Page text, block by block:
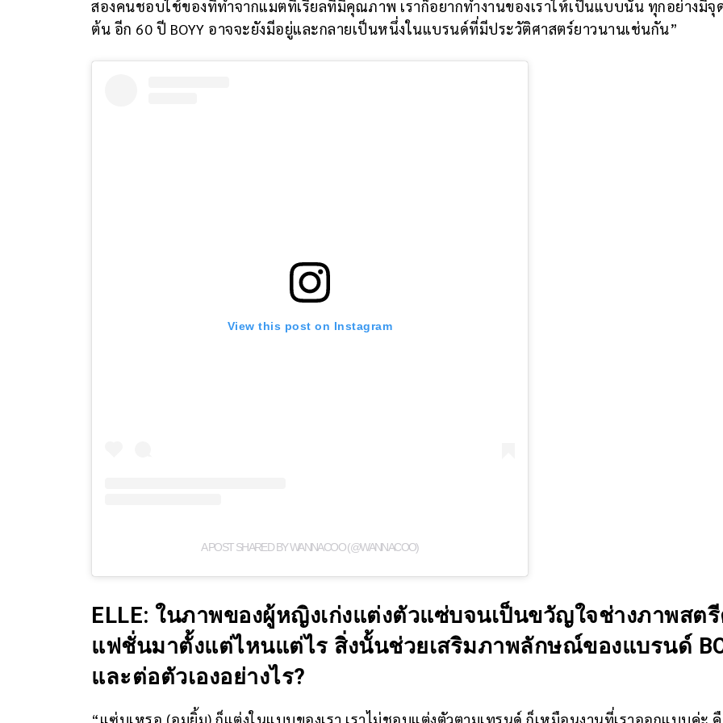
สองคนชอบใช้ของที่ทำจากแมตทีเรียลที่มีคุณภาพ เราก็อยากทำงานของเราให้เป็นแบบนั้น ทุกอย่างมีจุ
ต้น อีก 60 ปี BOYY อาจจะยังมีอยู่และกลายเป็นหนึ่งในแบรนด์ที่มีประวัติศาสตร์ยาวนานเช่นกัน”
View this post on Instagram
A POST SHARED BY WANNACOO (@WANNACOO)
ELLE: ในภาพของผู้หญิงเก่งแต่งตัวแซ่บจนเป็นขวัญใจช่างภาพสต
แฟชั่นมาตั้งแต่ไหนแต่ไร สิ่งนั้นช่วยเสริมภาพลักษณ์ของแบรนด์
และต่อตัวเองอย่างไร?
“แซ่บเหรอ (อมยิ้ม) ก็แต่งในแบบของเรา เราไม่ชอบแต่งตัวตามเทรนด์ ก็เหมือนงานที่เราออกแบบค่ะ